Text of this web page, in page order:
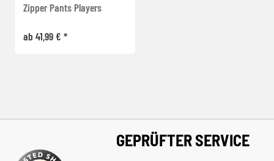
Zipper Pants Players
ab 41,99 € *
GEPRÜFTER SERVICE